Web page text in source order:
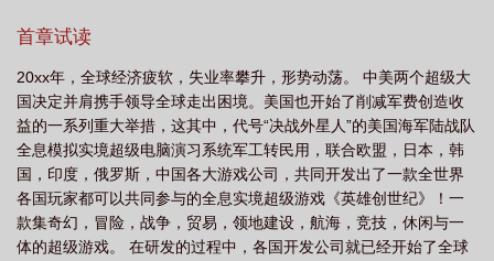
级英雄们的继承者 漫画免费观看
节 神级英雄大飞几个老婆 神级英雄女主角 神级英雄在线 神级英雄成
神 神级英雄TXT全文阅读 2026决胜巅峰十大神级英雄 神级英雄
epub 神级英雄 地址 神级英雄txt 神级英雄大飞 神级英雄全文阅
读 神级英雄 百科 神级英雄txt八零 神级英雄剧情 神级英雄免费 神
级英雄全文免费阅读 神级英雄txt百度 全民领主开局获得神级英雄 神级英
雄TXT八零 神级英雄百度百科 我想看看神级英雄 神级英雄女主角是
首章试读
20xx年，全球经济疲软，失业率攀升，形势动荡。 中美两个超级大
国决定并肩携手领导全球走出困境。美国也开始了削减军费创造收
益的一系列重大举措，这其中，代号“决战外星人”的美国海军陆战队
全息模拟实境超级电脑演习系统军工转民用，联合欧盟，日本，韩
国，印度，俄罗斯，中国各大游戏公司，共同开发出了一款全世界
各国玩家都可以共同参与的全息实境超级游戏《英雄创世纪》！一
款集奇幻，冒险，战争，贸易，领地建设，航海，竞技，休闲与一
体的超级游戏。 在研发的过程中，各国开发公司就已经开始了全球